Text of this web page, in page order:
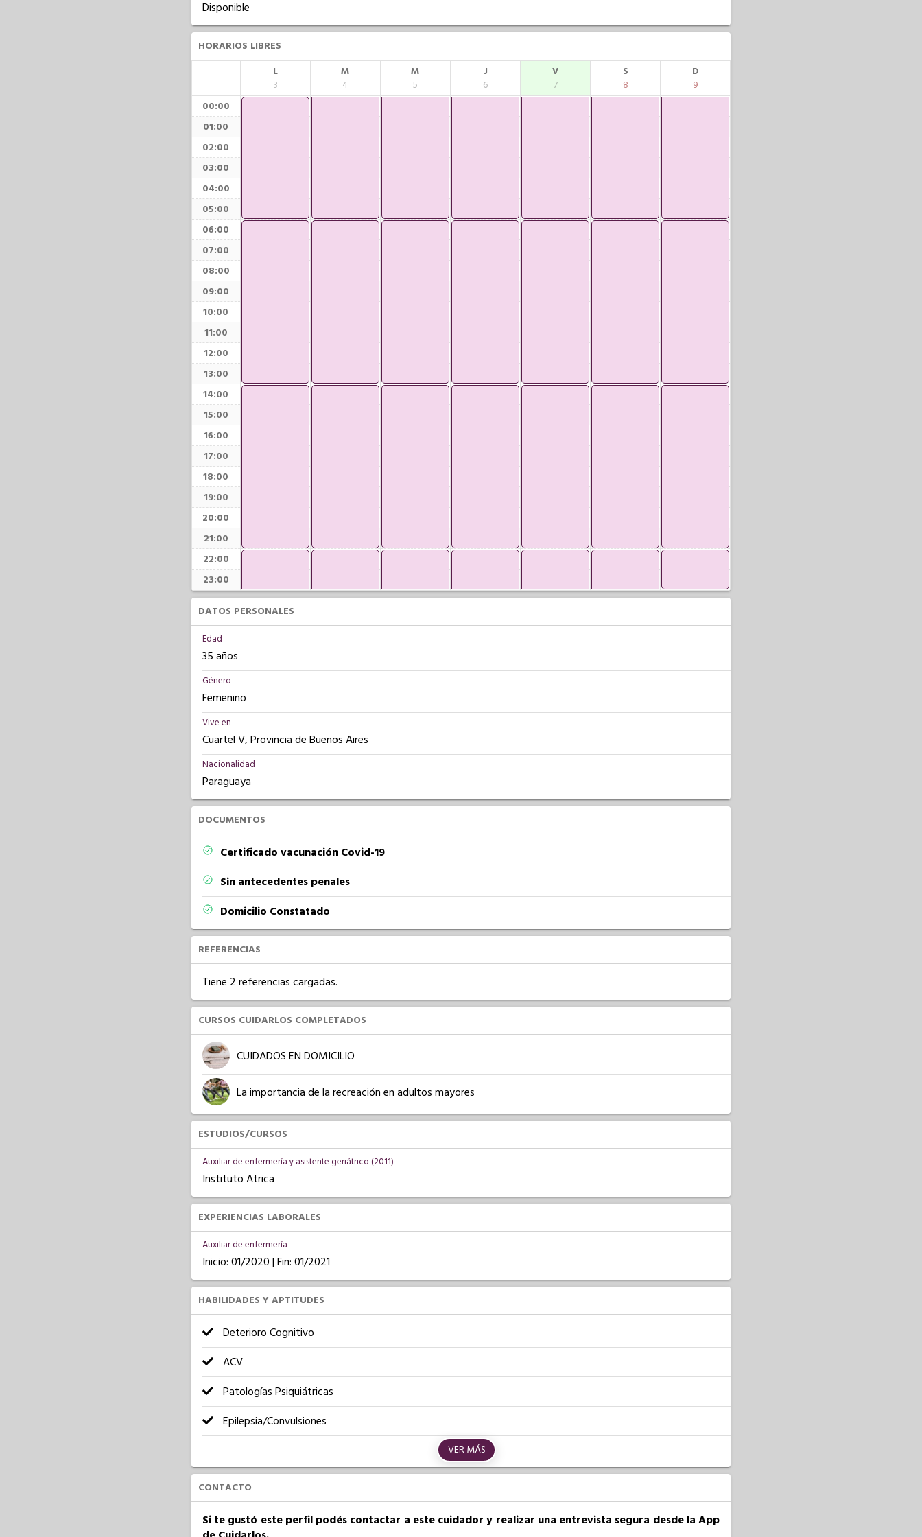
Disponible
HORARIOS LIBRES
L
3
M
4
M
5
J
6
V
7
S
8
D
9
00:00
01:00
02:00
03:00
04:00
05:00
06:00
07:00
08:00
09:00
10:00
11:00
12:00
13:00
14:00
15:00
16:00
17:00
18:00
19:00
20:00
21:00
22:00
23:00
DATOS PERSONALES
Edad
35 años
Género
Femenino
Vive en
Cuartel V, Provincia de Buenos Aires
Nacionalidad
Paraguaya
DOCUMENTOS
Certificado vacunación Covid-19
Sin antecedentes penales
Domicilio Constatado
REFERENCIAS
Tiene 2 referencias cargadas.
CURSOS CUIDARLOS COMPLETADOS
CUIDADOS EN DOMICILIO
La importancia de la recreación en adultos mayores
ESTUDIOS/CURSOS
Auxiliar de enfermería y asistente geriátrico (2011)
Instituto Atrica
EXPERIENCIAS LABORALES
Auxiliar de enfermería
Inicio: 01/2020 | Fin: 01/2021
HABILIDADES Y APTITUDES
Deterioro Cognitivo
ACV
Patologías Psiquiátricas
Epilepsia/Convulsiones
VER MÁS
CONTACTO
Si te gustó este perfil podés contactar a este cuidador y realizar una entrevista segura desde la App